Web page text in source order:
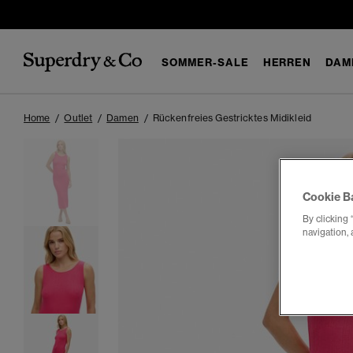
SOMMER-SALE HERREN
Home Outlet Damen Rückenfreies Gestricktes Midikleid
Cookie
By clicking
navigation,